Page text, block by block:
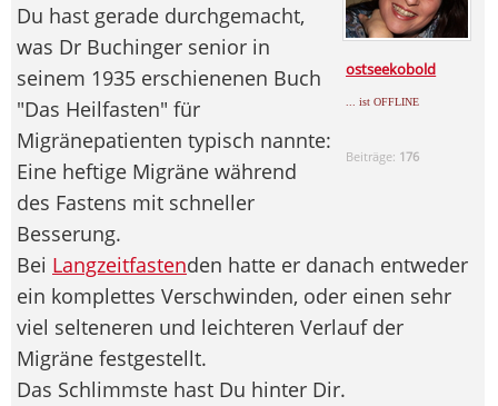
ostseekobold
... ist OFFLINE
Beiträge: 176
Du hast gerade durchgemacht,
was Dr Buchinger senior in
seinem 1935 erschienenen Buch
"Das Heilfasten" für
Migränepatienten typisch nannte:
Eine heftige Migräne während
des Fastens mit schneller
Besserung.
Bei Langzeitfastenden hatte er danach entweder
ein komplettes Verschwinden, oder einen sehr
viel selteneren und leichteren Verlauf der
Migräne festgestellt.
Das Schlimmste hast Du hinter Dir.